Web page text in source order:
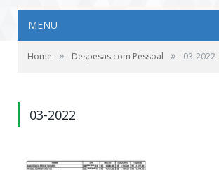
MENU
Home » Despesas com Pessoal » 03-2022
03-2022